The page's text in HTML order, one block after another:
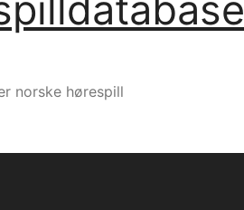
norske hørespill